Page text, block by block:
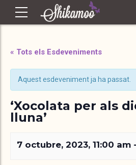
« Tots els Esdeveniments
Aquest esdeveniment ja ha passat.
‘Xocolata per als
lluna’
7 octubre, 2023, 11:00 am -